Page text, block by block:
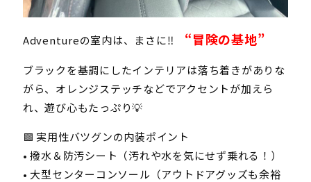
Adventureの室内は、まさに‼ “冒険の基地”
ブラックを基調にしたインテリアは落ち着きがありな
がら、オレンジステッチなどでアクセントが加えら
れ、遊び心もたっぷり💡
🟩 実用性バツグンの内装ポイント
• 撥水＆防汚シート（汚れや水を気にせず乗れる！）
• 大型センターコンソール（アウトドアグッズも余裕